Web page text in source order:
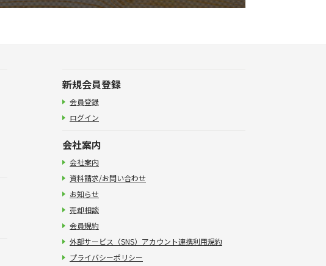
新規会員登録
会員登録
ログイン
会社案内
会社案内
資料請求/お問い合わせ
お知らせ
売却相談
会員規約
外部サービス（SNS）アカウント連携利用規約
プライバシーポリシー